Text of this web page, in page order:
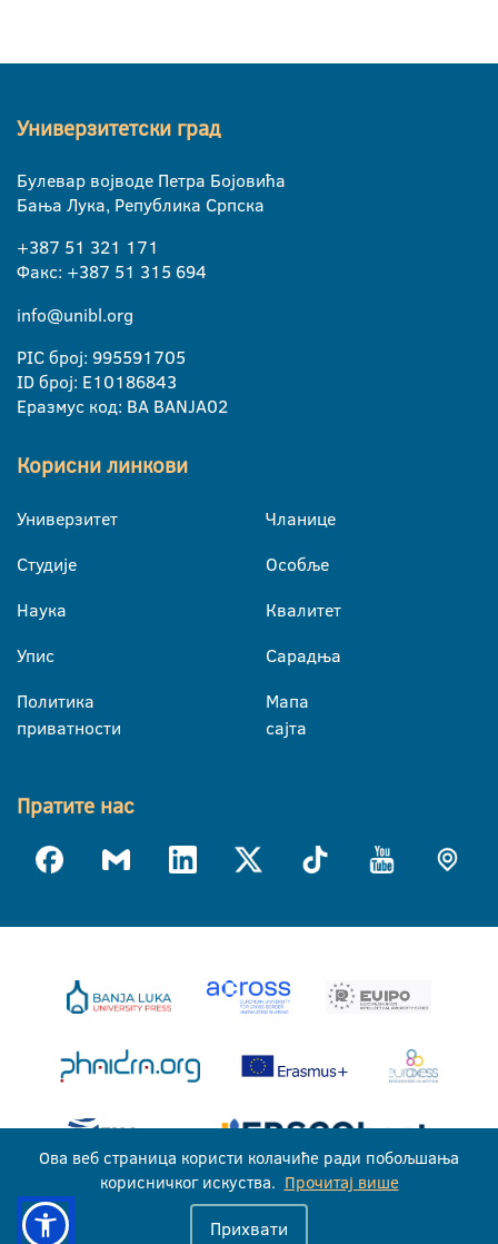
Универзитетски град
Булевар војводе Петра Бојовића
Бања Лука, Република Српска
+387 51 321 171
Факс: +387 51 315 694
info@unibl.org
PIC број: 995591705
ID број: E10186843
Еразмус код: BA BANJA02
Корисни линкови
Универзитет
Студије
Наука
Упис
Политика
приватности
Чланице
Особље
Квалитет
Сарадња
Мапа
сајта
Пратите нас
Ова веб страница користи колачиће ради побољшања
корисничког искуства. Прочитај више
Прихвати